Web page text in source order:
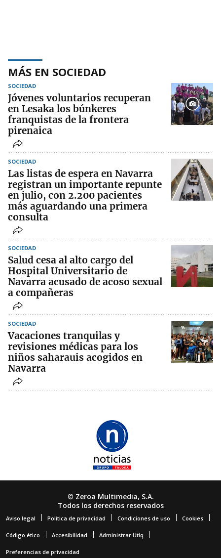
MÁS EN SOCIEDAD
SOCIEDAD
Jóvenes voluntarios recuperan
en Lesaka los búnkeres
franquistas de la frontera
pirenaica
SOCIEDAD
Las listas de espera en Navarra
registran un importante repunte
en julio, con 2.200 pacientes
más aguardando una primera
consulta
SOCIEDAD
Salud cesa al alto cargo del
Hospital Universitario de
Navarra acusado de acoso sexual
a compañeras
SOCIEDAD
Vacaciones tranquilas y
revisiones médicas para los
niños saharauis acogidos en
Navarra
© Zeroa Multimedia, S.A.
Todos los derechos reservados
Aviso legal Política de privacidad Condiciones de uso Cookies
Código ético Accesibilidad Administrar Utiq
Preferencias de privacidad